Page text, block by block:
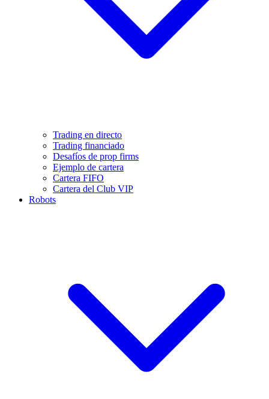
Trading en directo
Trading financiado
Desafíos de prop firms
Ejemplo de cartera
Cartera FIFO
Cartera del Club VIP
Robots